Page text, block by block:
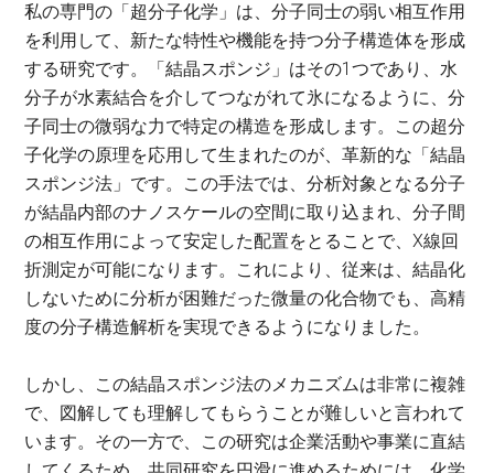
私の専門の「超分子化学」は、分子同士の弱い相互作用
を利用して、新たな特性や機能を持つ分子構造体を形成
する研究です。「結晶スポンジ」はその1つであり、水
分子が水素結合を介してつながれて氷になるように、分
子同士の微弱な力で特定の構造を形成します。この超分
子化学の原理を応用して生まれたのが、革新的な「結晶
スポンジ法」です。この手法では、分析対象となる分子
が結晶内部のナノスケールの空間に取り込まれ、分子間
の相互作用によって安定した配置をとることで、X線回
折測定が可能になります。これにより、従来は、結晶化
しないために分析が困難だった微量の化合物でも、高精
度の分子構造解析を実現できるようになりました。
しかし、この結晶スポンジ法のメカニズムは非常に複雑
で、図解しても理解してもらうことが難しいと言われて
います。その一方で、この研究は企業活動や事業に直結